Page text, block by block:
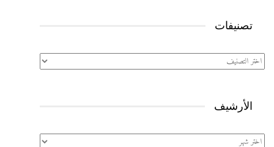
تصنيفات
تصنيفات
الأرشيف
الأرشيف